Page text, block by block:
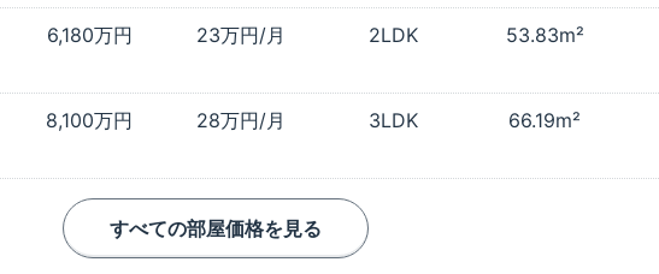
6,180万円 23万円/月 2LDK
53.83m²
8,100万円 28万円/月 3LDK
66.19m²
すべての部屋価格を見る